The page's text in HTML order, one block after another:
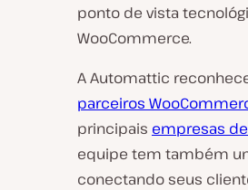
ponto de vista
WooCommerce.
A Automattic
parceiros
principais empresas
equipe tem também
conectando seus